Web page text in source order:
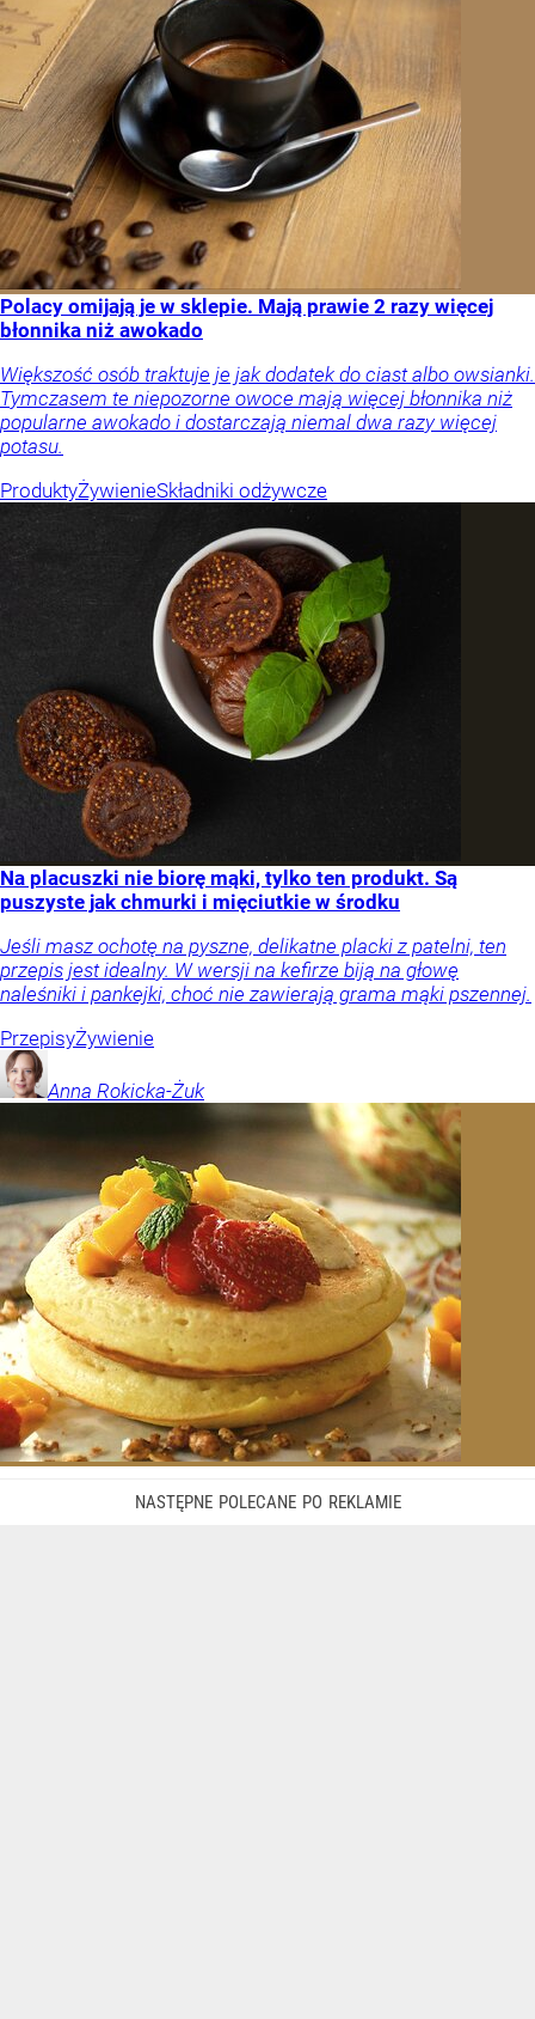
Polacy omijają je w sklepie. Mają prawie 2 razy więcej
błonnika niż awokado
Większość osób traktuje je jak dodatek do ciast albo owsianki.
Tymczasem te niepozorne owoce mają więcej błonnika niż
popularne awokado i dostarczają niemal dwa razy więcej
potasu.
ProduktyŻywienieSkładniki odżywcze
Na placuszki nie biorę mąki, tylko ten produkt. Są
puszyste jak chmurki i mięciutkie w środku
Jeśli masz ochotę na pyszne, delikatne placki z patelni, ten
przepis jest idealny. W wersji na kefirze biją na głowę
naleśniki i pankejki, choć nie zawierają grama mąki pszennej.
PrzepisyŻywienie
Anna Rokicka-Żuk